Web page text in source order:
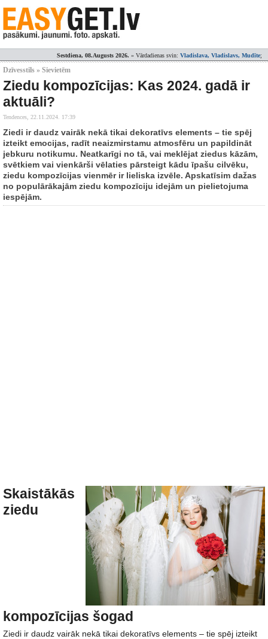
Sestdiena, 08.Augusts 2026. » Vārdadienas svin: Vladislava, Vladislavs, Mudīte;
Dzīvesstils » Sievietēm
Ziedu kompozīcijas: Kas 2024. gadā ir
aktuāli?
Tendences, 22.11.2024. 17:39
Ziedi ir daudz vairāk nekā tikai dekoratīvs elements – tie spēj
izteikt emocijas, radīt neaizmirstamu atmosfēru un papildināt
jebkuru notikumu. Neatkarīgi no tā, vai meklējat ziedus kāzām,
svētkiem vai vienkārši vēlaties pārsteigt kādu īpašu cilvēku,
ziedu kompozīcijas vienmēr ir lieliska izvēle. Apskatīsim dažas
no populārākajām ziedu kompozīciju idejām un pielietojuma
iespējām.
Skaistākās
ziedu
kompozīcijas šogad
Ziedi ir daudz vairāk nekā tikai dekoratīvs elements – tie spēj izteikt